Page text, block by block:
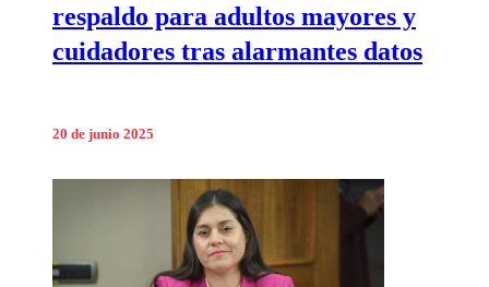
respaldo para adultos mayores y
cuidadores tras alarmantes datos
20 de junio 2025